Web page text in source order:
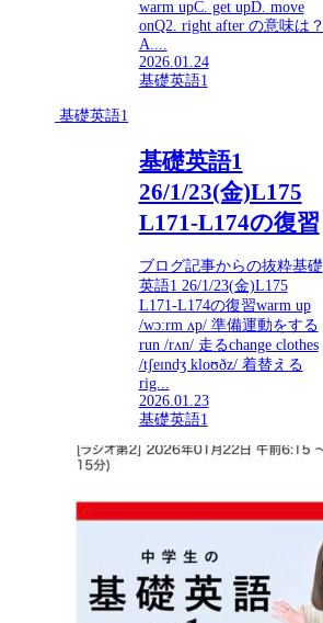
warm upC. get upD. move
onQ2. right after の意味は？
A....
2026.01.24
基礎英語1
基礎英語1
基礎英語1
26/1/23(金)L175
L171-L174の復習
ブログ記事からの抜粋基礎
英語1 26/1/23(金)L175
L171-L174の復習warm up
/wɔːrm ʌp/ 準備運動をする
run /rʌn/ 走るchange clothes
/tʃeɪndʒ kloʊðz/ 着替える
rig...
2026.01.23
基礎英語1